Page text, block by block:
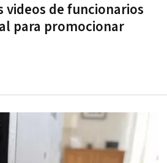
de funcionarios
para promocionar